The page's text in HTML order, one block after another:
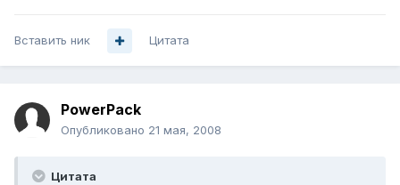
Вставить ник Цитата
PowerPack
Опубликовано 21 мая, 2008
Цитата